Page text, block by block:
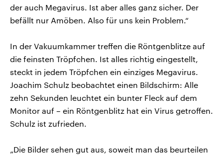
der auch Megavirus. Ist aber alles ganz sicher. Der
befällt nur Amöben. Also für uns kein Problem.“
In der Vakuumkammer treffen die Röntgenblitze auf
die feinsten Tröpfchen. Ist alles richtig eingestellt,
steckt in jedem Tröpfchen ein einziges Megavirus.
Joachim Schulz beobachtet einen Bildschirm: Alle
zehn Sekunden leuchtet ein bunter Fleck auf dem
Monitor auf – ein Röntgenblitz hat ein Virus getroffen.
Schulz ist zufrieden.
„Die Bilder sehen gut aus, soweit man das beurteilen